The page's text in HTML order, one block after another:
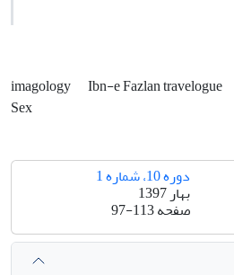
imagology Ibn-e Fazlan travelogue
Sex
دوره 10، شماره 1
بهار 1397
صفحه97-113